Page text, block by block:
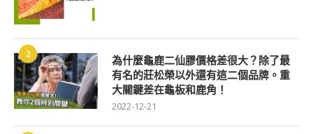
2
為什麼龜鹿二仙膠價格差很大？除了最
有名的莊松榮以外還有這二個品牌。重
大關鍵差在龜板和鹿角！
2022-12-21